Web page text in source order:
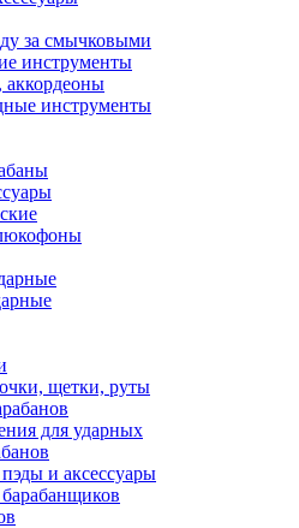
за смычковыми
инструменты
аккордеоны
инструменты
щетки, руты
для ударных
и аксессуары